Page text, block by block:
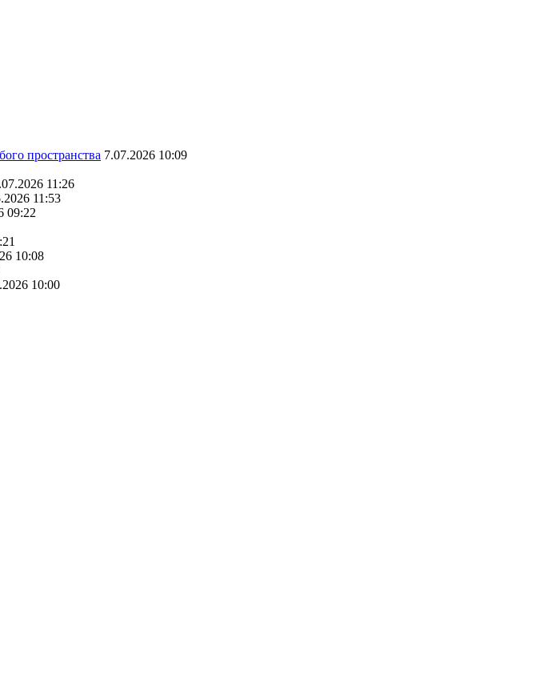
пространства 7.07.2026 10:09
11:26
11:53
09:22
10:08
10:00